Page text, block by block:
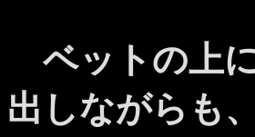
ベットの上
出しながらも